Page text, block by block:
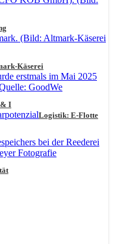
Käserei
& I
Logistik: E-Flotte